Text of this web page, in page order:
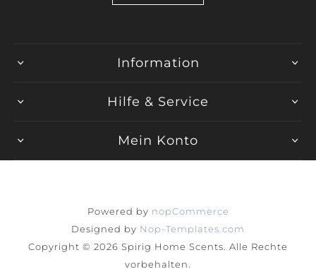
Information
Hilfe & Service
Mein Konto
Powered by nopCommerce
Designed by Nop-Templates.com
Copyright © 2026 Spirig Home Scents. Alle Rechte
vorbehalten.